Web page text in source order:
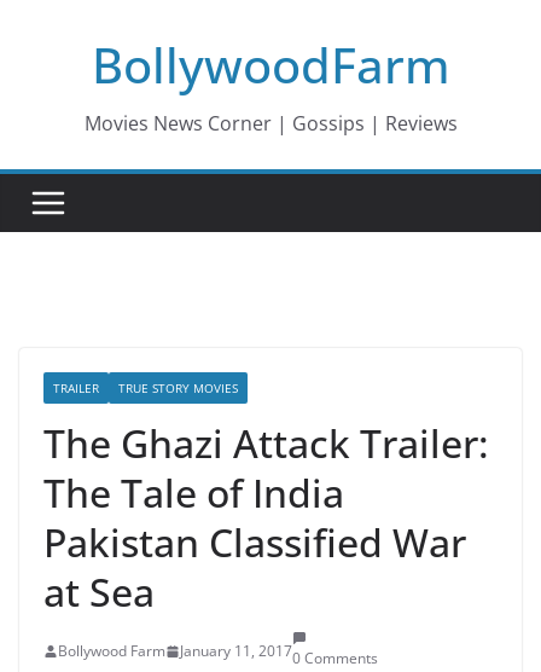
BollywoodFarm
Movies News Corner | Gossips | Reviews
TRAILER TRUE STORY MOVIES
The Ghazi Attack Trailer:
The Tale of India
Pakistan Classified War
at Sea
Bollywood Farm January 11, 20170 Comments